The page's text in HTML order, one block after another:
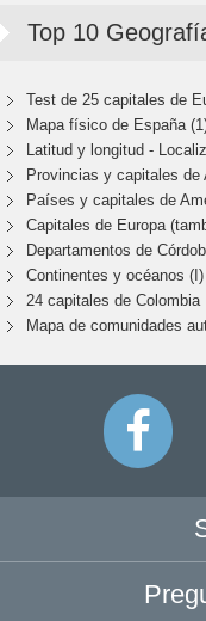
Top 10
Test de 25 capitales de
Mapa físico de España
Latitud y longitud -
Provincias y capitales de
Países y capitales de
Capitales de Europa
Departamentos de
Continentes y océanos (I)
24 capitales de Colombia
Mapa de comunidades